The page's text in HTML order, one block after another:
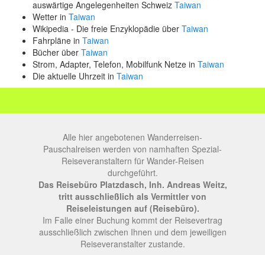
auswärtige Angelegenheiten Schweiz Taiwan
Wetter in Taiwan
Wikipedia - Die freie Enzyklopädie über Taiwan
Fahrpläne in Taiwan
Bücher über Taiwan
Strom, Adapter, Telefon, Mobilfunk Netze in Taiwan
Die aktuelle Uhrzeit in Taiwan
Alle hier angebotenen Wanderreisen-
Pauschalreisen werden von namhaften Spezial-
Reiseveranstaltern für Wander-Reisen
durchgeführt.
Das Reisebüro Platzdasch, Inh. Andreas Weitz,
tritt ausschließlich als Vermittler von
Reiseleistungen auf (Reisebüro).
Im Falle einer Buchung kommt der Reisevertrag
ausschließlich zwischen Ihnen und dem jeweiligen
Reiseveranstalter zustande.